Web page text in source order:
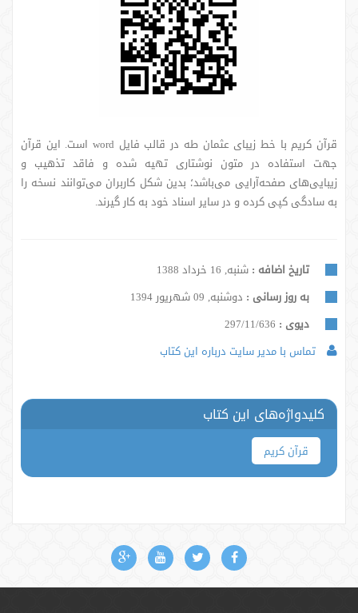
قرآن کریم با خط زیبای عثمان طه در قالب فایل word است. این قرآن
جهت استفاده در متون نوشتاری تهیه شده و فاقد تذهیب و
زیبایی‌های صفحه‌آرایی می‌باشد؛ بدین شکل کاربران می‌توانند نسخه را
به سادگی کپی کرده و در سایر اسناد خود به کار گیرند.
تاریخ اضافه : شنبه, 16 خرداد 1388
به روز رسانی : دوشنبه, 09 شهریور 1394
دیوی : 297/11/636
تماس با مدیر سایت درباره این کتاب
کلیدواژه‌های این کتاب
قرآن کریم